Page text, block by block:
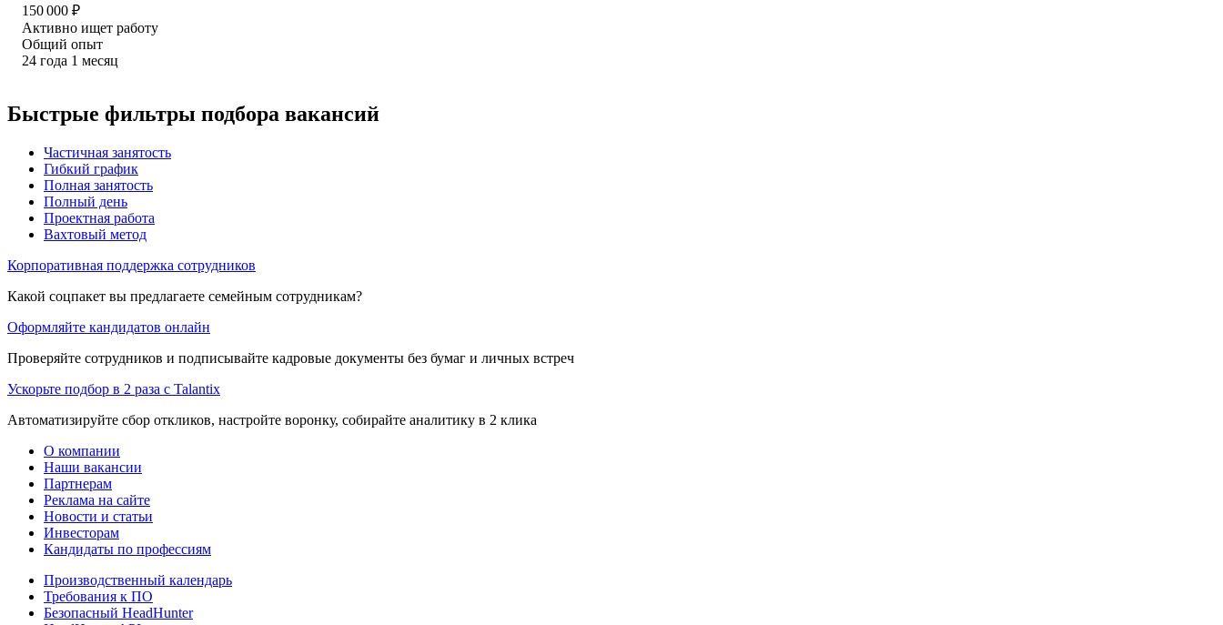
150 000 ₽
Активно ищет работу
Общий опыт
24 года 1 месяц
Быстрые фильтры подбора вакансий
Частичная занятость
Гибкий график
Полная занятость
Полный день
Проектная работа
Вахтовый метод
Корпоративная поддержка сотрудников
Какой соцпакет вы предлагаете семейным сотрудникам?
Оформляйте кандидатов онлайн
Проверяйте сотрудников и подписывайте кадровые документы без бумаг и личных встреч
Ускорьте подбор в 2 раза с Talantix
Автоматизируйте сбор откликов, настройте воронку, собирайте аналитику в 2 клика
О компании
Наши вакансии
Партнерам
Реклама на сайте
Новости и статьи
Инвесторам
Кандидаты по профессиям
Производственный календарь
Требования к ПО
Безопасный HeadHunter